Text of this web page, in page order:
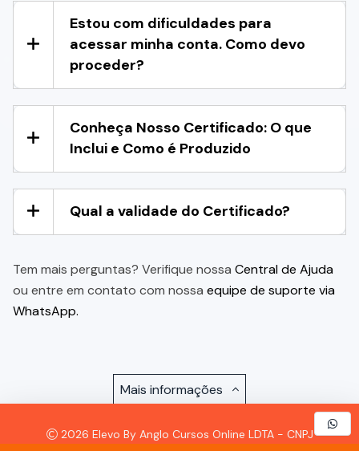
Estou com dificuldades para
acessar minha conta. Como devo
proceder?
Conheça Nosso Certificado: O que
Inclui e Como é Produzido
Qual a validade do Certificado?
Tem mais perguntas? Verifique nossa Central de Ajuda
ou entre em contato com nossa equipe de suporte via
WhatsApp.
Mais informações
2026 Elevo By Anglo Cursos Online LDTA - CNPJ